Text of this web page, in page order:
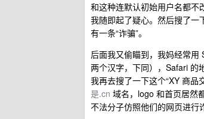
和这种连默认初始用户名都不
我随即起了疑心。然后搜了一
有一条“诈骗”。
后面我又偷瞄到，我妈经常用
两个汉字，下同），Safari 的
我再去搜了一下这个“XY 商品
是.cn 域名，logo 和首页居然
不法分子仿照他们的网页进行